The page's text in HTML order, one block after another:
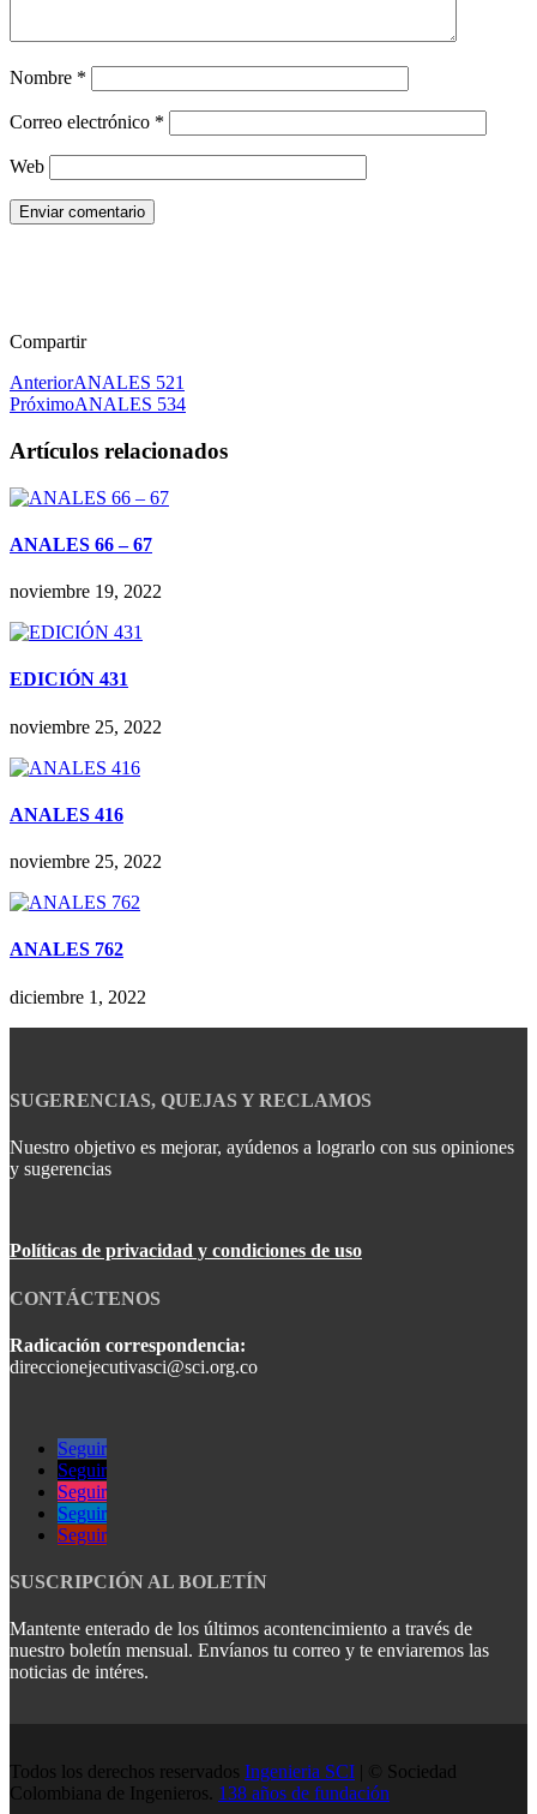
Nombre *
Correo electrónico *
Web
Enviar comentario
Compartir
AnteriorANALES 521
PróximoANALES 534
Artículos relacionados
ANALES 66 – 67
noviembre 19, 2022
EDICIÓN 431
noviembre 25, 2022
ANALES 416
noviembre 25, 2022
ANALES 762
diciembre 1, 2022
SUGERENCIAS, QUEJAS Y RECLAMOS
Nuestro objetivo es mejorar, ayúdenos a lograrlo con sus opiniones
y sugerencias
Políticas de privacidad y condiciones de uso
CONTÁCTENOS
Radicación correspondencia:
direccionejecutivasci@sci.org.co
Seguir
Seguir
Seguir
Seguir
Seguir
SUSCRIPCIÓN AL BOLETÍN
Mantente enterado de los últimos acontencimiento a través de
nuestro boletín mensual. Envíanos tu correo y te enviaremos las
noticias de intéres.
Todos los derechos reservados Ingenieria SCI | © Sociedad
Colombiana de Ingenieros. 138 años de fundación